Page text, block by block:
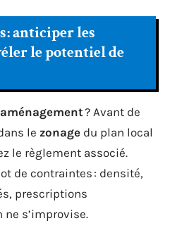
: anticiper les
le potentiel de
aménagement? Avant de
le zonage du plan local
le règlement associé.
de contraintes : densité,
prescriptions
ne s’improvise.